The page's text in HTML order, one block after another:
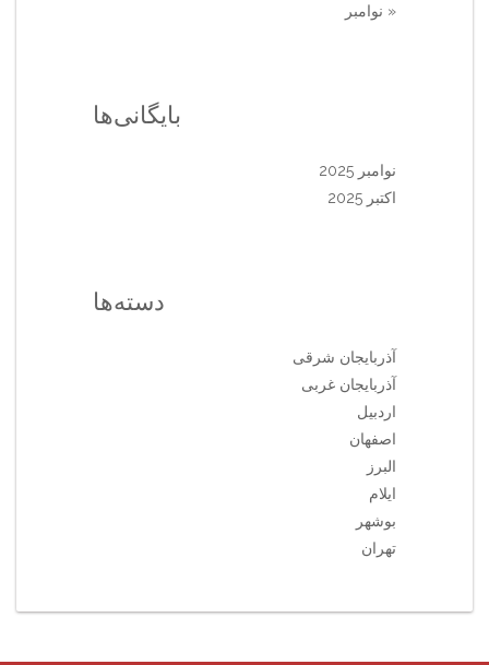
« نوامبر
بایگانی‌ها
نوامبر 2025
اکتبر 2025
دسته‌ها
آذربایجان شرقی
آذربایجان غربی
اردبیل
اصفهان
البرز
ایلام
بوشهر
تهران